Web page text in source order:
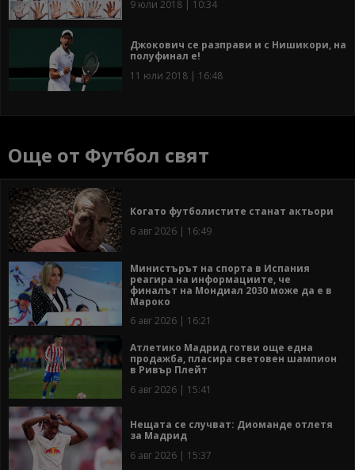
9 юли 2018 | 10:34
Джокович се разправи и с Нишикори, на
полуфинал е!
11 юли 2018 | 16:48
Още от Футбол свят
Когато футболистите станат актьори
6 авг 2026 | 16:49
Министърът на спорта в Испания
реагира на информациите, че
финалът на Мондиал 2030 може да е в
Мароко
6 авг 2026 | 16:21
Атлетико Мадрид готви още една
продажба, пласира световен шампион
в Ривър Плейт
6 авг 2026 | 15:41
Нещата се случват: Диоманде отлетя
за Мадрид
6 авг 2026 | 15:37